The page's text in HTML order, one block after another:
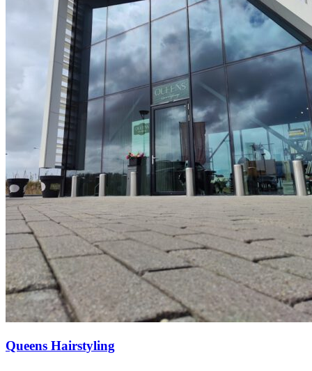
Queens Hairstyling